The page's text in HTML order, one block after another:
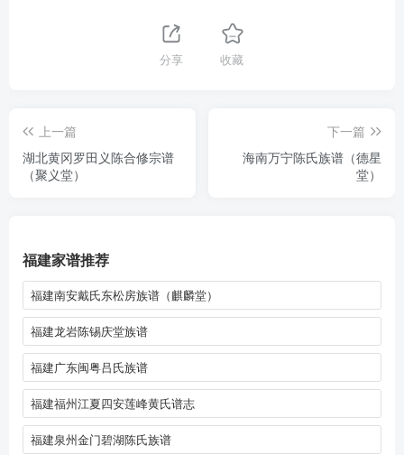
分享 收藏
上一篇
湖北黄冈罗田义陈合修宗谱
（聚义堂）
下一篇
海南万宁陈氏族谱（德星
堂）
福建家谱推荐
福建南安戴氏东松房族谱（麒麟堂）
福建龙岩陈锡庆堂族谱
福建广东闽粤吕氏族谱
福建福州江夏四安莲峰黄氏谱志
福建泉州金门碧湖陈氏族谱